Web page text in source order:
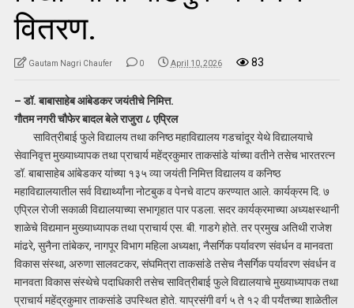
वितरण.
Gautam Nagri Chaufer 0 April 10, 2026 83
– डॉ. बाबासाहेब आंबेडकर जयंतीचे निमित्त.
गौतम नगरी चौफेर बादल बेले राजुरा ८ एप्रिल
सावित्रीबाई फुले विद्यालय तथा कनिष्ठ महाविद्यालय गडचांदूर येथे विद्यालयाचे
सेवानिवृत्त मुख्याध्यापक तथा प्राचार्य महेंद्रकुमार ताकसांडे यांच्या वतीने तसेच भारतरत्न
डॉ. बाबासाहेब आंबेडकर यांच्या १३५ व्या जयंती निमित्त विद्यालय व कनिष्ठ
महाविद्यालयातील सर्व विद्यार्थ्यांना नोटबुक व पेनचे वाटप करण्यात आले. कार्यक्रम दि. ७
एप्रिल रोजी सकाळी विद्यालयाच्या सभागृहात पार पडला. सदर कार्यक्रमाच्या अध्यक्षस्थानी
शाळेचे विद्यमान मुख्याध्यापक तथा प्राचार्य एस. बी. गाडगे होते. तर प्रमुख अतिथी राजेश
मांढरे, सुनैना तांबेकर, नागपूर विभाग महिला अध्यक्षा, नैसर्गिक पर्यावरण संवर्धन व मानवता
विकास संस्था, अरुणा सालवटकर, संघमित्रा ताकसांडे तसेच नैसर्गिक पर्यावरण संवर्धन व
मानवता विकास संस्थेचे पदाधिकारी तसेच सावित्रीबाई फुले विद्यालयाचे मुख्याध्यापक तथा
प्राचार्य महेंद्रकुमार ताकसांडे उपस्थित होते. याप्रसंगी वर्ग ५ ते १२ वी पर्यंतच्या शाळेतील